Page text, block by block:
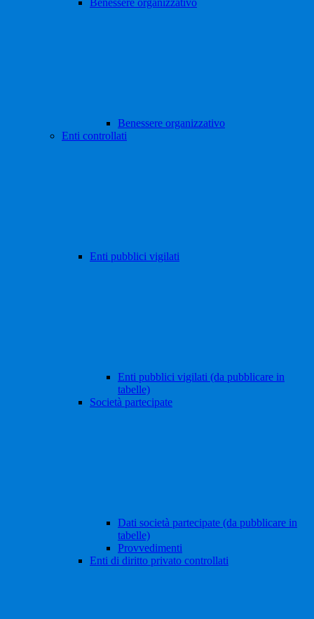
Benessere organizzativo
Benessere organizzativo
Enti controllati
Enti pubblici vigilati
Enti pubblici vigilati (da pubblicare in
tabelle)
Società partecipate
Dati società partecipate (da pubblicare in
tabelle)
Provvedimenti
Enti di diritto privato controllati